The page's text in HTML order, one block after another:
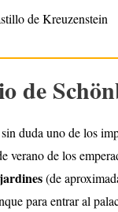
de Kreuzenstein
de
sin duda uno de los
verano de los
jardines(de
para entrar al